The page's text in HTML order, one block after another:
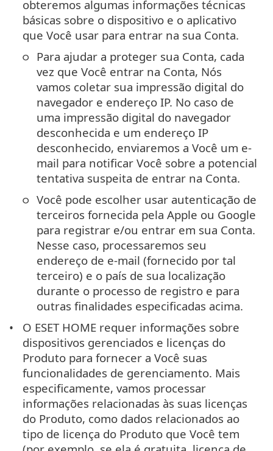
obteremos algumas informações técnicas
básicas sobre o dispositivo e o aplicativo
que Você usar para entrar na sua Conta.
Para ajudar a proteger sua Conta, cada
vez que Você entrar na Conta, Nós
vamos coletar sua impressão digital do
navegador e endereço IP. No caso de
uma impressão digital do navegador
desconhecida e um endereço IP
desconhecido, enviaremos a Você um e-
mail para notificar Você sobre a potencial
tentativa suspeita de entrar na Conta.
Você pode escolher usar autenticação de
terceiros fornecida pela Apple ou Google
para registrar e/ou entrar em sua Conta.
Nesse caso, processaremos seu
endereço de e-mail (fornecido por tal
terceiro) e o país de sua localização
durante o processo de registro e para
outras finalidades especificadas acima.
O ESET HOME requer informações sobre
dispositivos gerenciados e licenças do
Produto para fornecer a Você suas
funcionalidades de gerenciamento. Mais
especificamente, vamos processar
informações relacionadas às suas licenças
do Produto, como dados relacionados ao
tipo de licença do Produto que Você tem